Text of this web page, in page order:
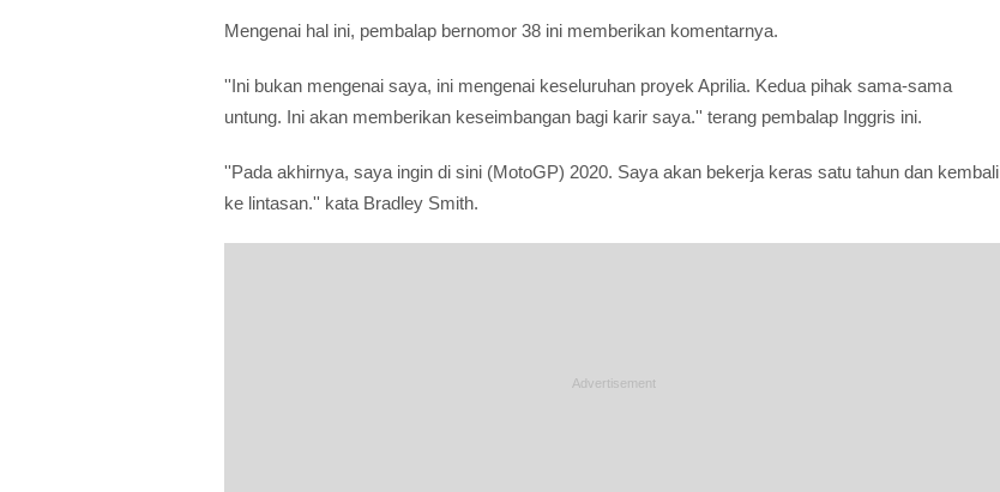
Mengenai hal ini, pembalap bernomor 38 ini memberikan komentarnya.
''Ini bukan mengenai saya, ini mengenai keseluruhan proyek Aprilia. Kedua pihak sama-sama
untung. Ini akan memberikan keseimbangan bagi karir saya.'' terang pembalap Inggris ini.
''Pada akhirnya, saya ingin di sini (MotoGP) 2020. Saya akan bekerja keras satu tahun dan kembali
ke lintasan.'' kata Bradley Smith.